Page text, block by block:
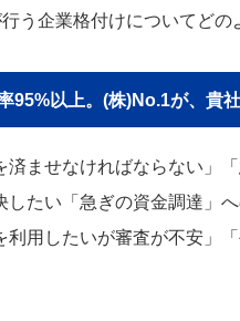
う企業格付けについてど
95%以上。(株)No.1が、貴
済ませなければならない」
したい「急ぎの資金調達」
利用したいが審査が不安」